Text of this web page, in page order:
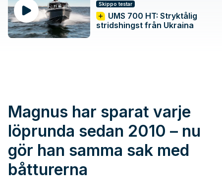
Skippo testar
UMS 700 HT: Stryktålig
stridshingst från Ukraina
Magnus har sparat varje
löprunda sedan 2010 – nu
gör han samma sak med
båtturerna